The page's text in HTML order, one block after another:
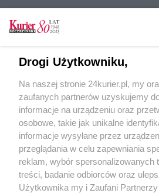
CZYTAJ TAKŻE
Nowe foldery o morskim
Prezentacja w Książnicy
Serce Bieszczadów z magią kina
bojkowską
Regaty w Dziwnowie. W
baksztagu
POGODA
Drogi Użytkowniku,
Na naszej stronie 24kurier.pl, my
zaufanych partnerów uzyskujemy
informacje na urządzeniu oraz
osobowe, takie jak unikalne
informacje wysyłane przez
przeglądania w celu zapewniania
reklam, wybór spersonalizowanych
treści, badanie odbiorców oraz
Użytkownika my i Zaufani